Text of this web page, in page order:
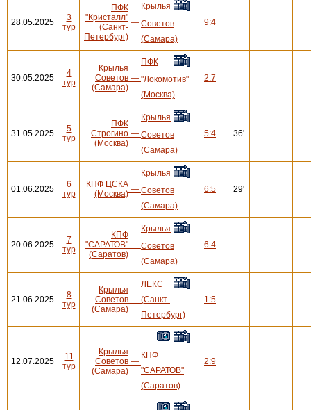
28.05.2025
3
тур
ПФК
"Кристалл"
(Санкт-
Петербург)
—
Крылья
Советов
(Самара)
9:4
30.05.2025
4
тур
Крылья
Советов
(Самара)
—
ПФК
"Локомотив"
(Москва)
2:7
31.05.2025
5
тур
ПФК
Строгино
(Москва)
—
Крылья
Советов
(Самара)
5:4 36'
01.06.2025
6
тур
КПФ ЦСКА
(Москва) —
Крылья
Советов
(Самара)
6:5 29'
20.06.2025
7
тур
КПФ
"САРАТОВ"
(Саратов)
—
Крылья
Советов
(Самара)
6:4
21.06.2025
8
тур
Крылья
Советов
(Самара)
—
ЛЕКС
(Санкт-
Петербург)
1:5
12.07.2025
11
тур
Крылья
Советов
(Самара)
—
КПФ
"САРАТОВ"
(Саратов)
2:9